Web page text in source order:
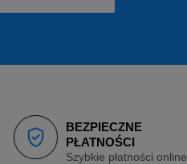
BEZPIECZNE
PŁATNOŚCI
Szybkie płatności online